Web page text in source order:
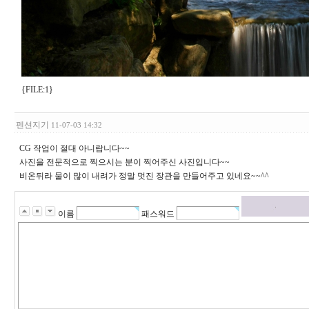
{FILE:1}
펜션지기 11-07-03 14:32
CG 작업이 절대 아니랍니다~~
사진을 전문적으로 찍으시는 분이 찍어주신 사진입니다~~
비온뒤라 물이 많이 내려가 정말 멋진 장관을 만들어주고 있네요~~^^
이름 패스워드